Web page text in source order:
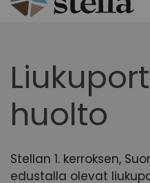
huolto
Stellan 1. kerroksen,
edustalla olevat